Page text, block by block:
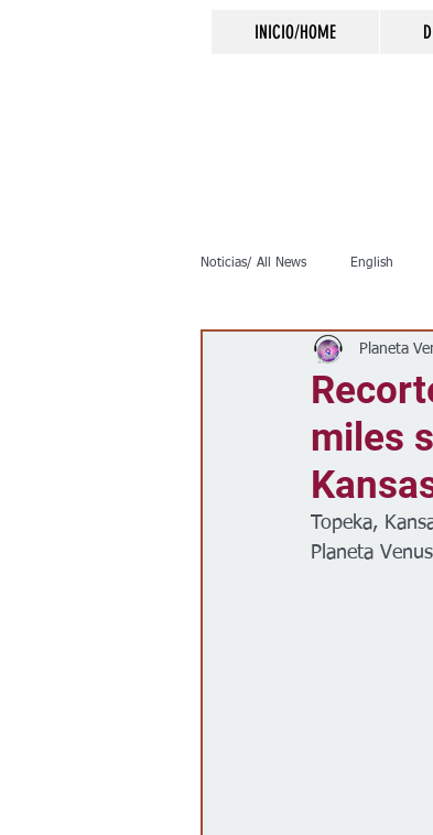
INICIO/HOME
Noticias/ All News English
Inmigración Crimen
Clima
Espectáculos
miles
Planeta
Topeka,
Planeta Venus